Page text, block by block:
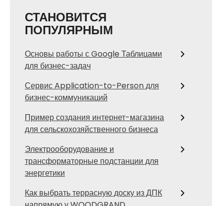
СТАНОВИТСЯ
ПОПУЛЯРНЫМ
Основы работы с Google Таблицами
для бизнес-задач
Сервис Application-to-Person для
бизнес-коммуникаций
Пример создания интернет-магазина
для сельскохозяйственного бизнеса
Электрооборудование и
трансформаторные подстанции для
энергетики
Как выбрать террасную доску из ДПК